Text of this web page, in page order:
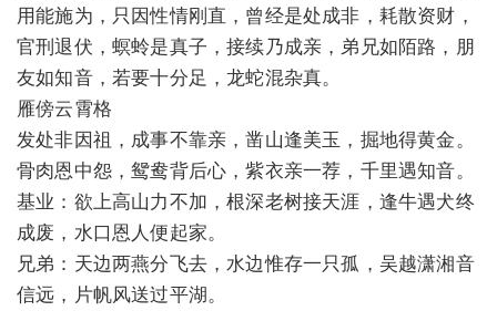
用能施为，只因性情刚直，曾经是处成非，耗散资财，
官刑退伏，螟蛉是真子，接续乃成亲，弟兄如陌路，朋
友如知音，若要十分足，龙蛇混杂真。
雁傍云霄格
发处非因祖，成事不靠亲，凿山逢美玉，掘地得黄金。
骨肉恩中怨，鸳鸯背后心，紫衣亲一荐，千里遇知音。
基业：欲上高山力不加，根深老树接天涯，逢牛遇犬终
成废，水口恩人便起家。
兄弟：天边两燕分飞去，水边惟存一只孤，吴越潇湘音
信远，片帆风送过平湖。